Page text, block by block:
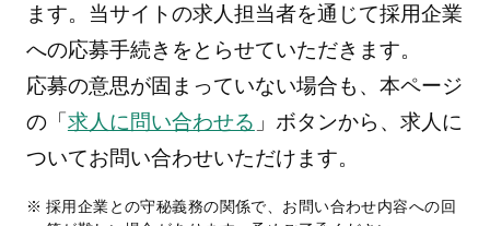
ます。当サイトの求人担当者を通じて採用企業
への応募手続きをとらせていただきます。
応募の意思が固まっていない場合も、本ページ
の「 求人に問い合わせる 」ボタンから、求人に
ついてお問い合わせいただけます。
採用企業との守秘義務の関係で、お問い合わせ内容への回